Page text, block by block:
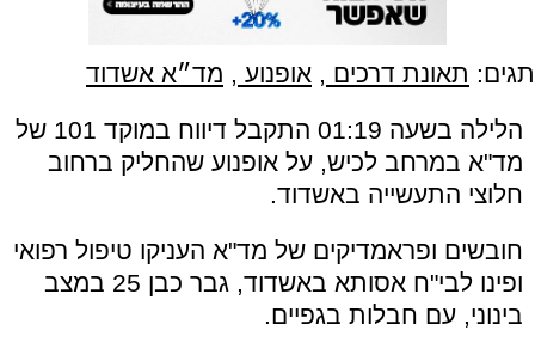
תגים: תאונת דרכים , אופנוע , מד״א אשדוד
הלילה בשעה 01:19 התקבל דיווח במוקד 101 של
מד"א במרחב לכיש, על אופנוע שהחליק ברחוב
חלוצי התעשייה באשדוד.
חובשים ופראמדיקים של מד"א העניקו טיפול רפואי
ופינו לבי"ח אסותא באשדוד, גבר כבן 25 במצב
בינוני, עם חבלות בגפיים.